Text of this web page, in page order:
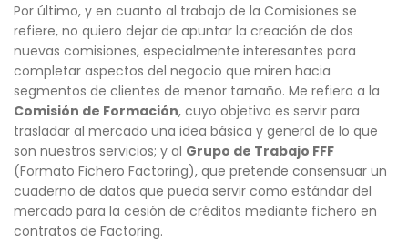
Por último, y en cuanto al trabajo de la Comisiones se
refiere, no quiero dejar de apuntar la creación de dos
nuevas comisiones, especialmente interesantes para
completar aspectos del negocio que miren hacia
segmentos de clientes de menor tamaño. Me refiero a la
Comisión de Formación, cuyo objetivo es servir para
trasladar al mercado una idea básica y general de lo que
son nuestros servicios; y al Grupo de Trabajo FFF
(Formato Fichero Factoring), que pretende consensuar un
cuaderno de datos que pueda servir como estándar del
mercado para la cesión de créditos mediante fichero en
contratos de Factoring.